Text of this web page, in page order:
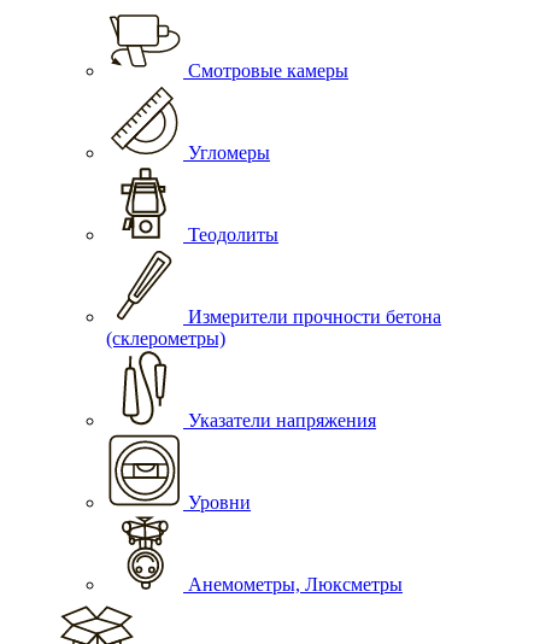
Смотровые камеры
Угломеры
Теодолиты
Измерители прочности бетона
(склерометры)
Указатели напряжения
Уровни
Анемометры, Люксметры